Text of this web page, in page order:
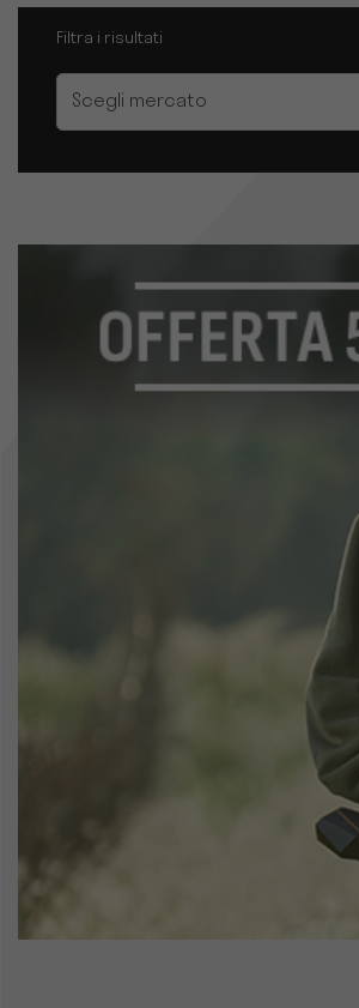
Filtra i risultati